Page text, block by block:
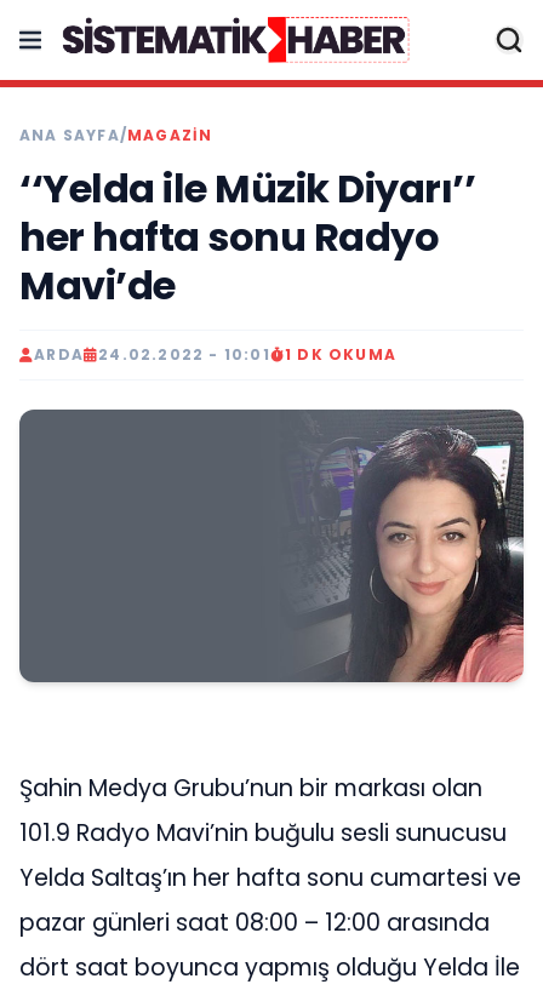
ANA SAYFA/MAGAZİN
‘‘Yelda ile Müzik Diyarı’’
her hafta sonu Radyo
Mavi’de
ARDA 24.02.2022 - 10:01 1 DK OKUMA
Şahin Medya Grubu’nun bir markası olan
101.9 Radyo Mavi’nin buğulu sesli sunucusu
Yelda Saltaş’ın her hafta sonu cumartesi ve
pazar günleri saat 08:00 – 12:00 arasında
dört saat boyunca yapmış olduğu Yelda İle